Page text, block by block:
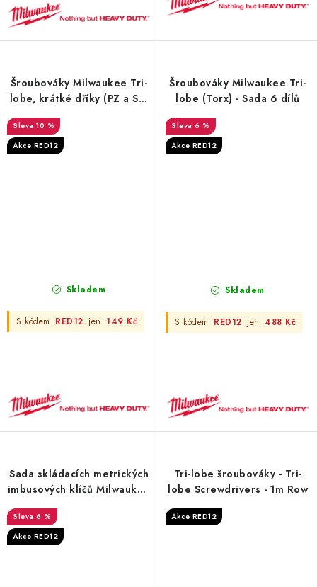
Šroubováky Milwaukee Tri-
lobe, krátké dříky (PZ a SL)
- Sada 2 dílů
10 %
Akce RED12
Skladem
S kódem RED12 jen 149 Kč
Šroubováky Milwaukee Tri-
lobe (Torx) - Sada 6 dílů
6 %
Akce RED12
Skladem
S kódem RED12 jen 488 Kč
Sada skládacích metrických
imbusových klíčů Milwaukee
6 %
Akce RED12
Tri-lobe šroubováky - Tri-
lobe Screwdrivers - 1m Row
Akce RED12